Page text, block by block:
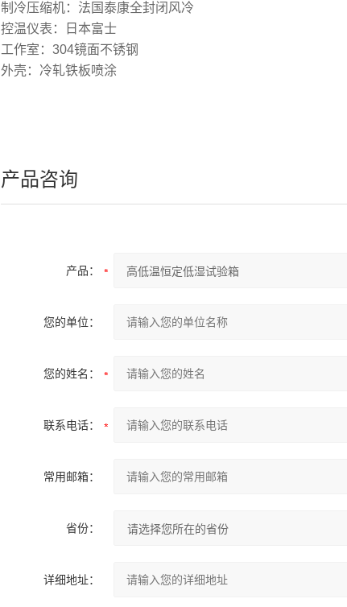
制冷压缩机：法国泰康全封闭风冷
控温仪表：日本富士
工作室：304镜面不锈钢
外壳：冷轧铁板喷涂
产品咨询
产品：
您的单位：
您的姓名：
联系电话：
常用邮箱：
省份：
详细地址：